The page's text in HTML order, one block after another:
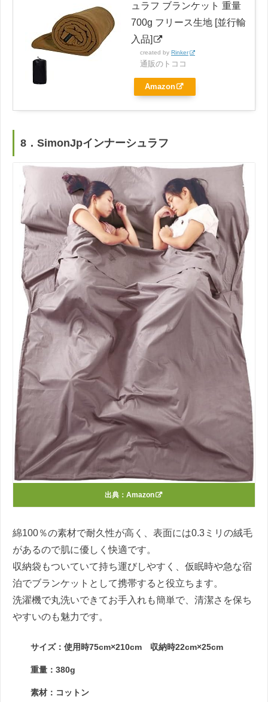
ュラフ ブランケット 重量
700g フリース生地 [並行輸
入品]
created by Rinker
通販のトココ
Amazon
8．SimonJpインナーシュラフ
出典： Amazon
綿100％の素材で耐久性が高く、表面には0.3ミリの絨毛
があるので肌に優しく快適です。
収納袋もついていて持ち運びしやすく、仮眠時や急な宿
泊でブランケットとして携帯すると役立ちます。
洗濯機で丸洗いできてお手入れも簡単で、清潔さを保ち
やすいのも魅力です。
サイズ：使用時75cm×210cm 収納時22cm×25cm
重量：380g
素材：コットン